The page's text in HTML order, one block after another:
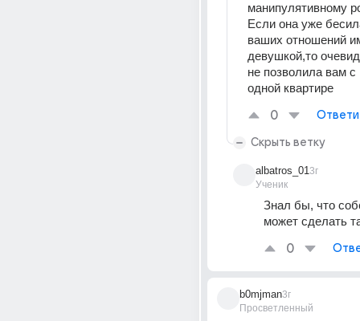
манипулятивному
Если она уже
ваших отношений
девушкой,то
не позволила вам с
одной квартире
0
Скрыть ветку
albatros_01
Ученик
3г
Знал бы, что
может сделать
0
b0mjman
Просветленный
3г